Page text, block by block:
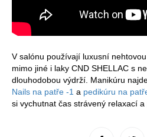
V salónu používají luxusní
mimo jiné i laky CND SHELLAC s
dlouhodobou výdrží. Manikúru
Nails na patře -1 a pedikúru na
si vychutnat čas strávený relaxací a